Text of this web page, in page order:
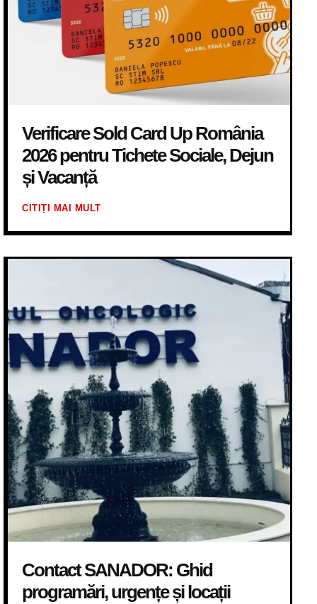
Verificare Sold Card Up România
2026 pentru Tichete Sociale, Dejun
și Vacanță
CITIȚI MAI MULT
Contact SANADOR: Ghid
programări, urgențe și locații